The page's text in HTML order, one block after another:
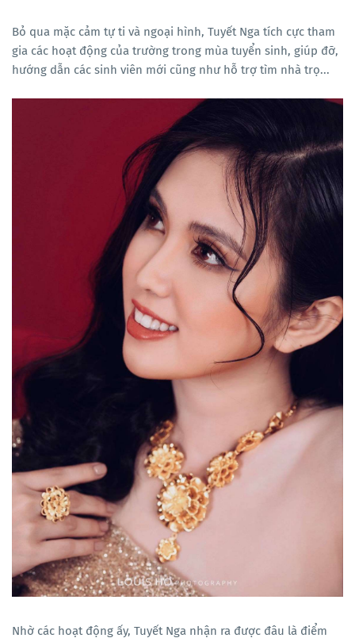
Bỏ qua mặc cảm tự ti và ngoại hình, Tuyết Nga tích cực tham
gia các hoạt động của trường trong mùa tuyển sinh, giúp đỡ,
hướng dẫn các sinh viên mới cũng như hỗ trợ tìm nhà trọ...
Nhờ các hoạt động ấy, Tuyết Nga nhận ra được đâu là điểm